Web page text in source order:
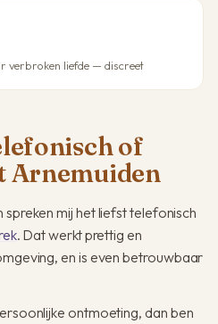
verbroken liefde — discreet
of
mij het liefst telefonisch
. Dat werkt prettig en
en is even betrouwbaar
ontmoeting, dan ben